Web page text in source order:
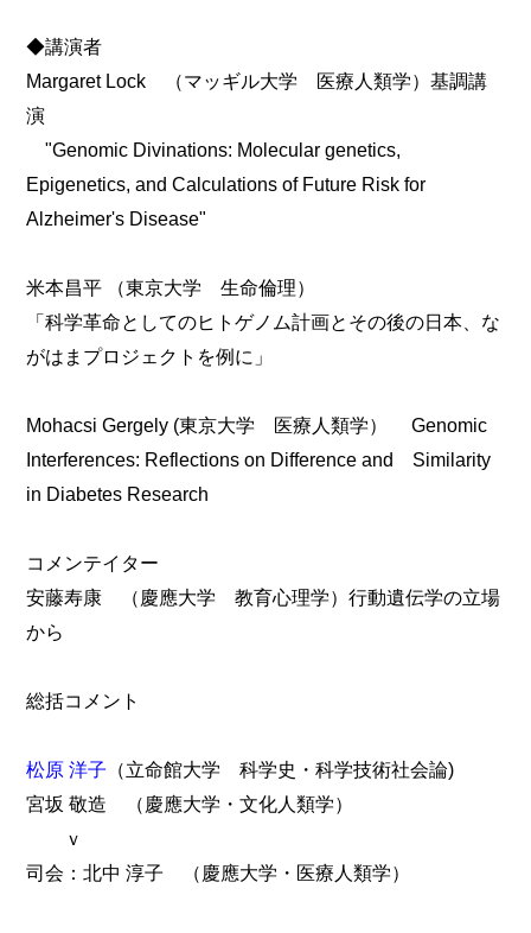
◆講演者
Margaret Lock （マッギル大学 医療人類学）基調講
演
"Genomic Divinations: Molecular genetics,
Epigenetics, and Calculations of Future Risk for
Alzheimer's Disease"
米本昌平 （東京大学 生命倫理）
「科学革命としてのヒトゲノム計画とその後の日本、な
がはまプロジェクトを例に」
Mohacsi Gergely (東京大学 医療人類学） Genomic
Interferences: Reflections on Difference and Similarity
in Diabetes Research
コメンテイター
安藤寿康 （慶應大学 教育心理学）行動遺伝学の立場
から
総括コメント
松原 洋子 （立命館大学 科学史・科学技術社会論)
宮坂 敬造 （慶應大学・文化人類学）
ｖ
司会：北中 淳子 （慶應大学・医療人類学）